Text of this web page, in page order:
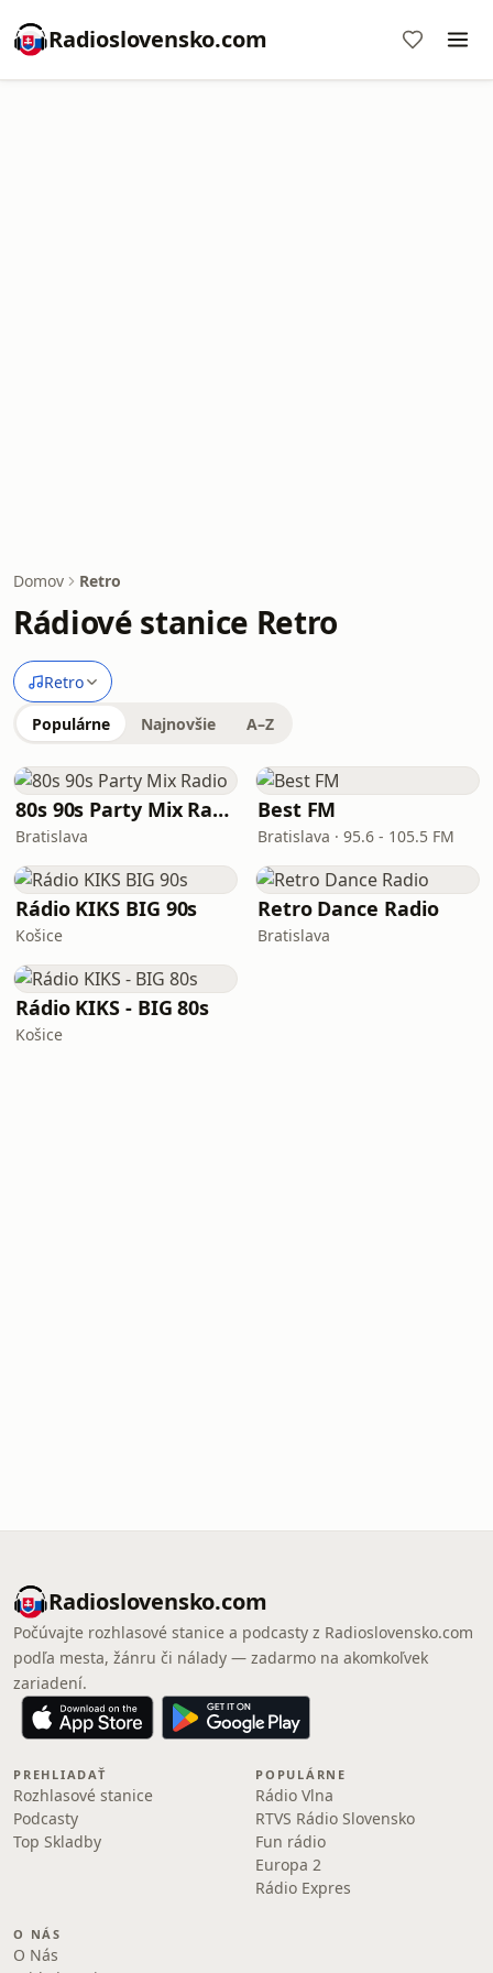
Radioslovensko.com
Domov Retro
Rádiové stanice Retro
Retro
Populárne Najnovšie A–Z
80s 90s Party Mix Radio
Bratislava
Best FM
Bratislava · 95.6 - 105.5 FM
Rádio KIKS BIG 90s
Košice
Retro Dance Radio
Bratislava
Rádio KIKS - BIG 80s
Košice
Radioslovensko.com
Počúvajte rozhlasové stanice a podcasty z Radioslovensko.com
podľa mesta, žánru či nálady — zadarmo na akomkoľvek
zariadení.
PREHLIADAŤ
Rozhlasové stanice
Podcasty
Top Skladby
POPULÁRNE
Rádio Vlna
RTVS Rádio Slovensko
Fun rádio
Europa 2
Rádio Expres
O NÁS
O Nás